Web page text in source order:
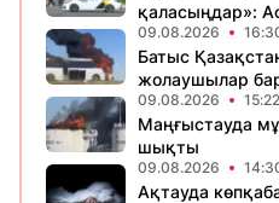
қаласыңдар»:
09.08.2026
Батыс
жолаушылар
09.08.2026 15:22
Маңғыстауда
шықты
09.08.2026
Ақтауда